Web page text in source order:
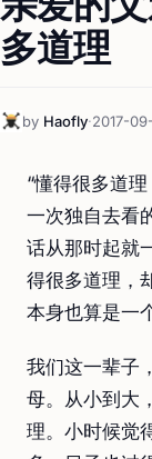
多道理
by Haofly·2017-
“懂得很多道
一次独自去看
话从那时起就
得很多道理，
本身也算是一
我们这一辈子
母。从小到大
理。小时候觉